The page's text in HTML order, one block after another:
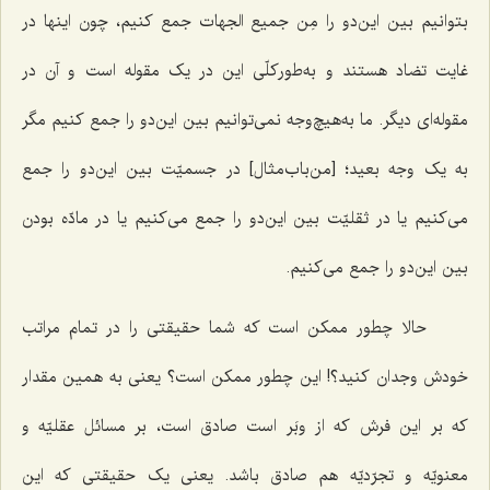
بتوانیم بین این‌دو را مِن جمیع الجهاتجمع کنیم، چون اینها در
غایت تضاد هستند و به‌طورکلّی این در یک مقوله است و آن در
مقوله‌ای دیگر. ما به‌هیچ‌وجه نمی‌توانیم بین این‌دو را جمع کنیم مگر
به یک وجه بعید؛ [من‌باب‌مثال] در جسمیّت بین این‌دو را جمع
می‌کنیم یا در ثقلیّت بین این‌دو را جمع می‌کنیم یا در مادّه بودن
بین این‌دو را جمع می‌کنیم.
حالا چطور ممکن است که شما حقیقتی را در تمام مراتب
خودش وجدان کنید؟! این چطور ممکن است؟ یعنی به همین مقدار
که بر این فرش که از وبَر است صادق است، بر مسائل عقلیّه و
معنویّه و تجرّدیّه هم صادق باشد. یعنی یک حقیقتی که این